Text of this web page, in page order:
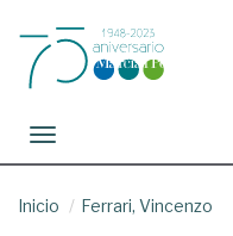
Toggle navigation
Inicio Ferrari, Vincenzo